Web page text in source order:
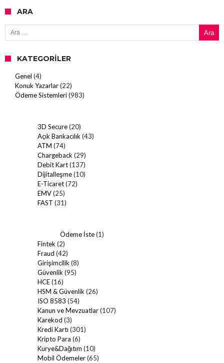
ARA
Arama:
KATEGORILER
Genel (4)
Konuk Yazarlar(22)
Ödeme Sistemleri(983)
3D Secure(20)
Açık Bankacılık (43)
ATM (74)
Chargeback (29)
Debit Kart(137)
Dijitalleşme(10)
E-Ticaret(72)
EMV(25)
FAST (31)
Ödeme İste(1)
Fintek (2)
Fraud (42)
Girişimcilik (8)
Güvenlik (95)
HCE(16)
HSM & Güvenlik (26)
ISO 8583 (54)
Kanun ve Mevzuatlar(107)
Karekod (3)
Kredi Kartı (301)
Kripto Para (6)
Kurye&Dağıtım (10)
Mobil Ödemeler(65)